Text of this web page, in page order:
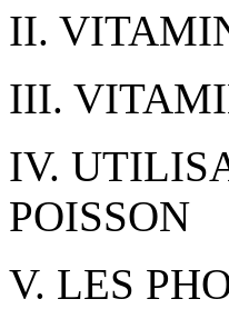
II.
III.
IV.
POISSON
V. LES